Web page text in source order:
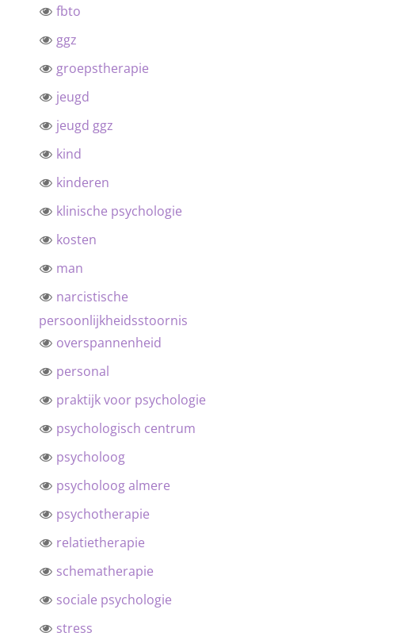
fbto
ggz
groepstherapie
jeugd
jeugd ggz
kind
kinderen
klinische psychologie
kosten
man
narcistische
persoonlijkheidsstoornis
overspannenheid
personal
praktijk voor psychologie
psychologisch centrum
psycholoog
psycholoog almere
psychotherapie
relatietherapie
schematherapie
sociale psychologie
stress